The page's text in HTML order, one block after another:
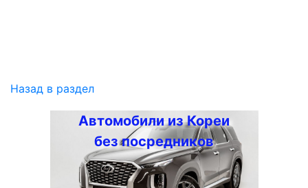
Назад в раздел
Автомобили из Кореи
без посредников